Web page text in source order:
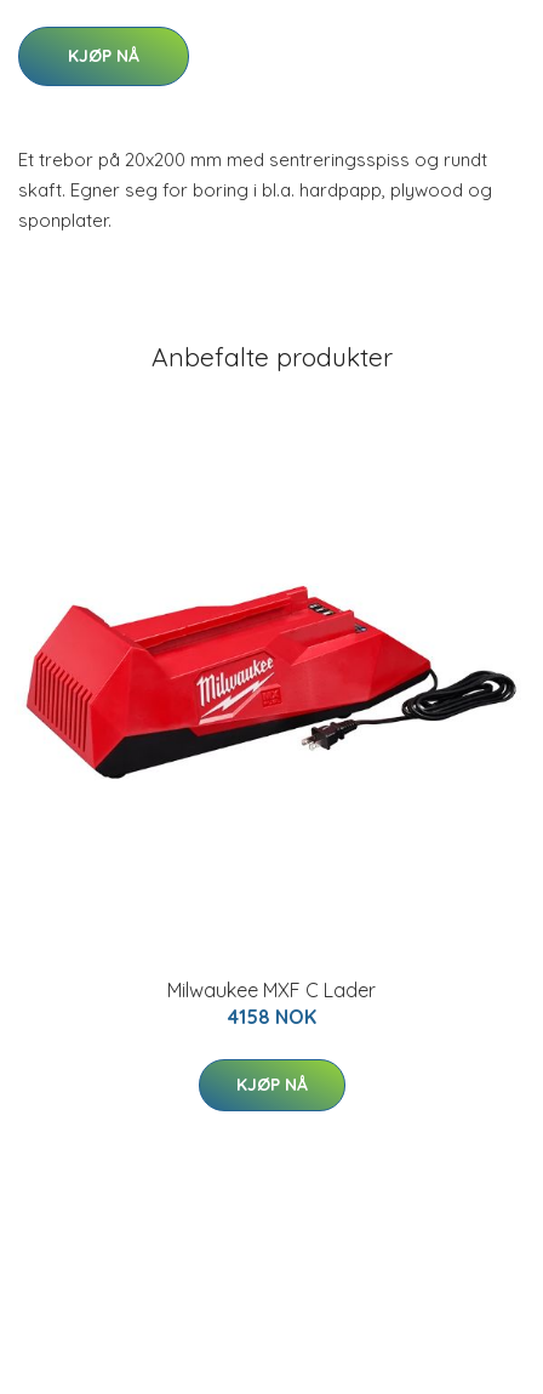
KJØP NÅ
Et trebor på 20x200 mm med sentreringsspiss og rundt
skaft. Egner seg for boring i bl.a. hardpapp, plywood og
sponplater.
Anbefalte produkter
Milwaukee MXF C Lader
4158 NOK
KJØP NÅ